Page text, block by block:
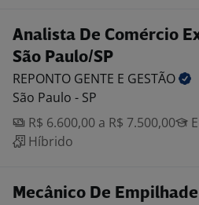
Analista De Comércio
São Paulo/SP
REPONTO GENTE E GESTÃO
São Paulo - SP
R$ 6.600,00 a R$ 7.500,00
Híbrido
Mecânico De